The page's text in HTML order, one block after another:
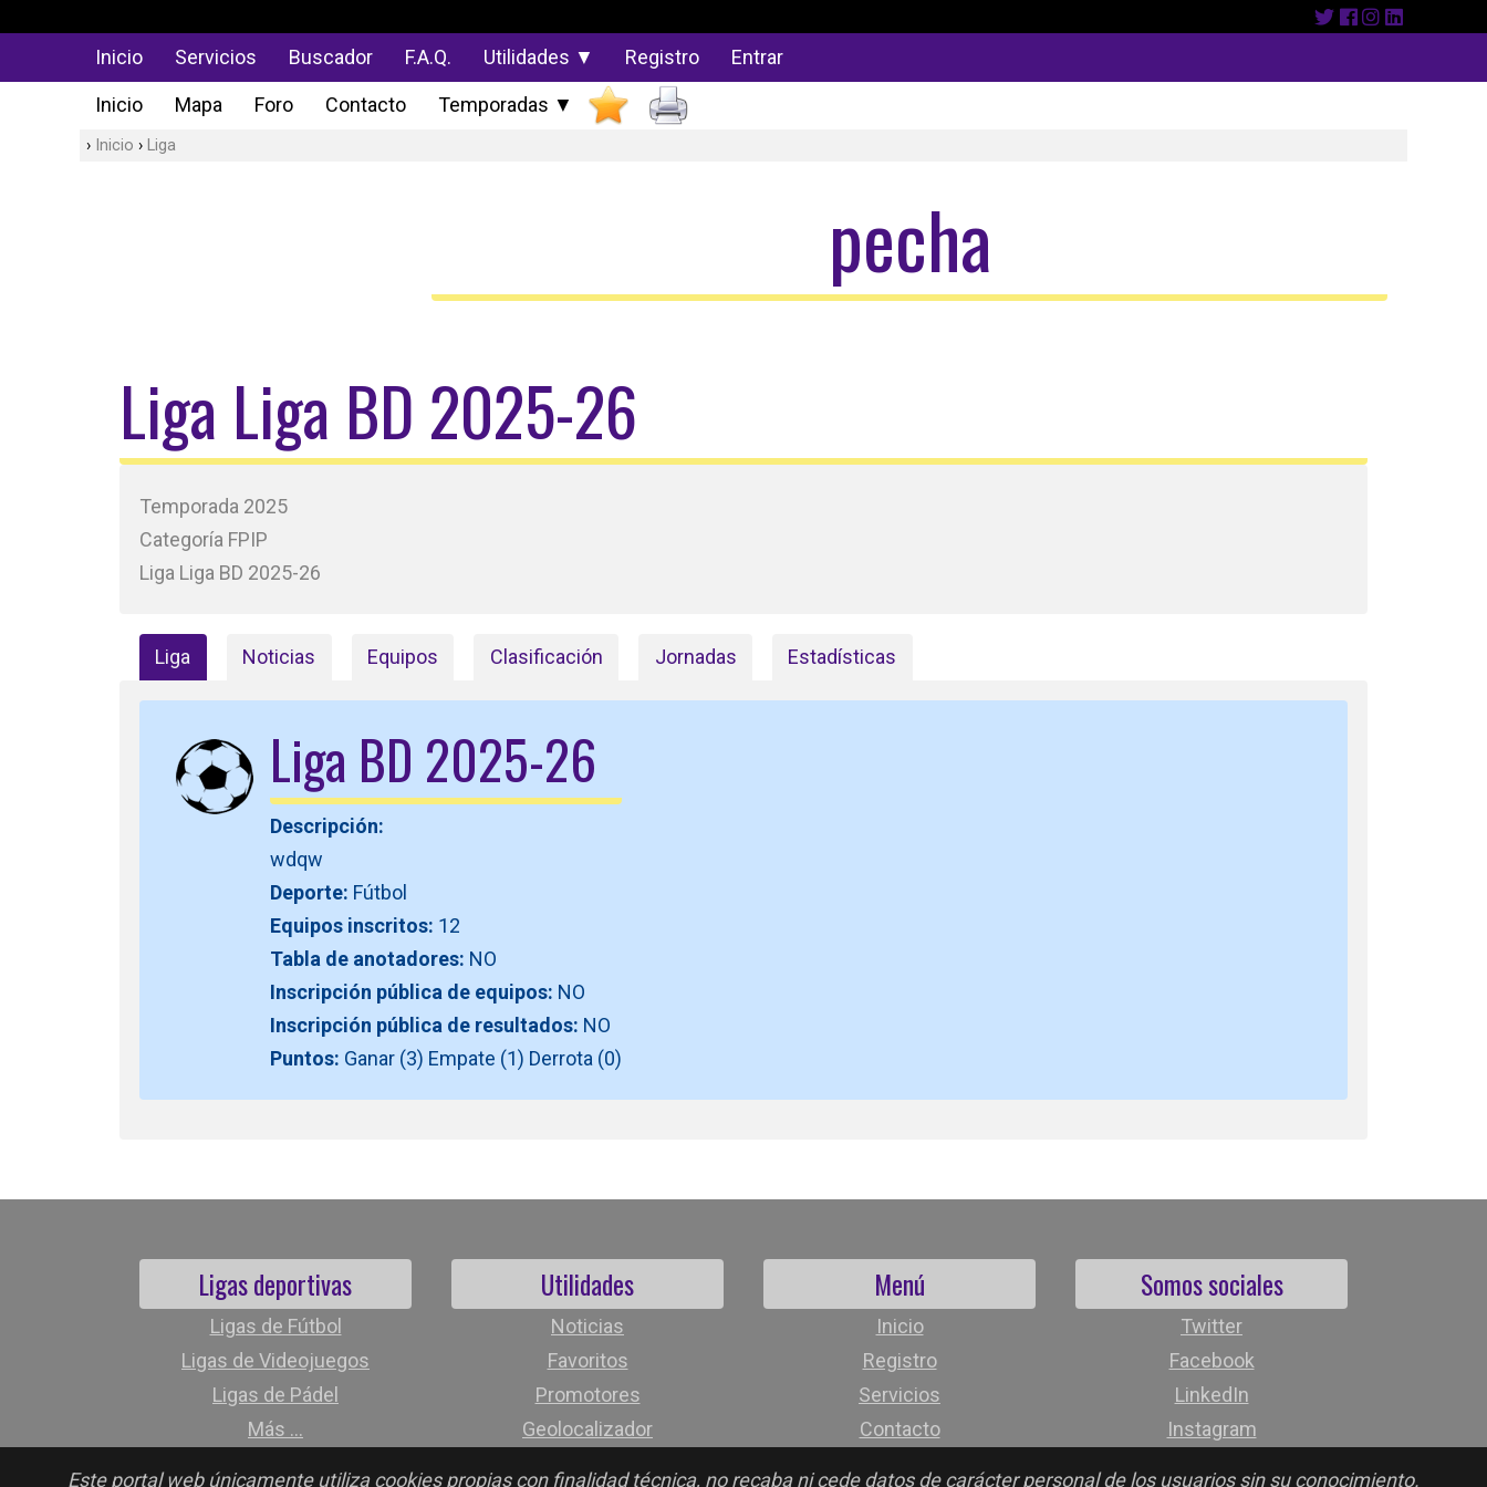
Este portal web únicamente utiliza cookies propias con finalidad técnica, no recaba ni cede datos de carácter personal de los usuarios sin su conocimiento.
Inicio Servicios Buscador F.A.Q. Utilidades ▼ Registro Entrar
Inicio Mapa Foro Contacto Temporadas ▼
Inicio Liga
pecha
Liga Liga BD 2025-26
Temporada 2025
Categoría FPIP
Liga Liga BD 2025-26
Liga Noticias Equipos Clasificación Jornadas Estadísticas
Liga BD 2025-26
Descripción:
wdqw
Deporte: Fútbol
Equipos inscritos: 12
Tabla de anotadores: NO
Inscripción pública de equipos: NO
Inscripción pública de resultados: NO
Puntos: Ganar (3) Empate (1) Derrota (0)
Ligas deportivas
Ligas de Fútbol
Ligas de Videojuegos
Ligas de Pádel
Más ...
Utilidades
Noticias
Favoritos
Promotores
Geolocalizador
Menú
Inicio
Registro
Servicios
Contacto
Somos sociales
Twitter
Facebook
LinkedIn
Instagram